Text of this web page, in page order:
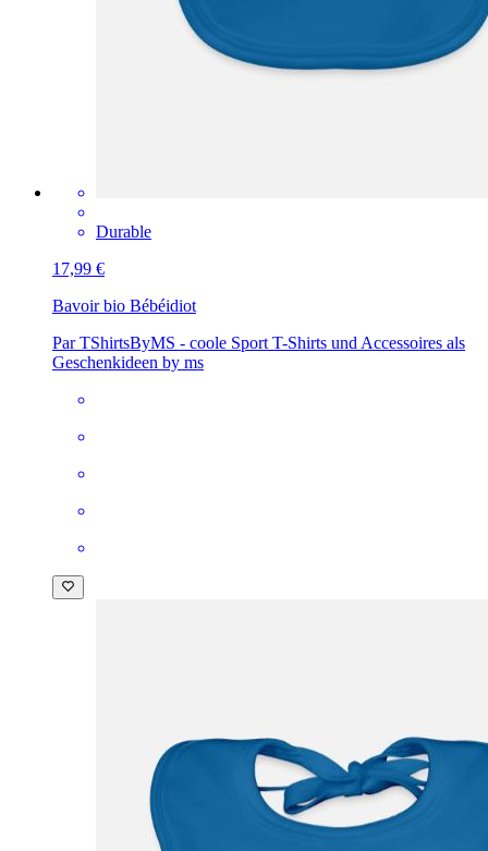
Durable
17,99 €
Bavoir bio Bébéidiot
Par TShirtsByMS - coole Sport T-Shirts und Accessoires als
Geschenkideen by ms